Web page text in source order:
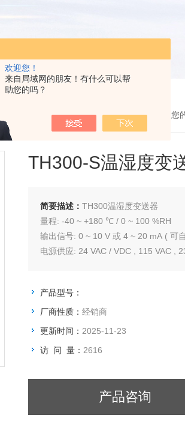
欢迎您！
来自局域网的朋友！有什么可以帮
助您的吗？
您
TH300-S温湿度变
简要描述： TH300温湿度变送器
量程: -40 ~ +180 ℃ / 0 ~ 100 %RH
输出信号: 0 ~ 10 V 或 4 ~ 20 mA ( 可
电源供应: 24 VAC / VDC , 115 VAC ,
可选择有无四行数字显示屏
防护等级: IP65
产品型号：
厂商性质： 经销商
更新时间： 2025-11-23
访 问 量： 2616
产品咨询